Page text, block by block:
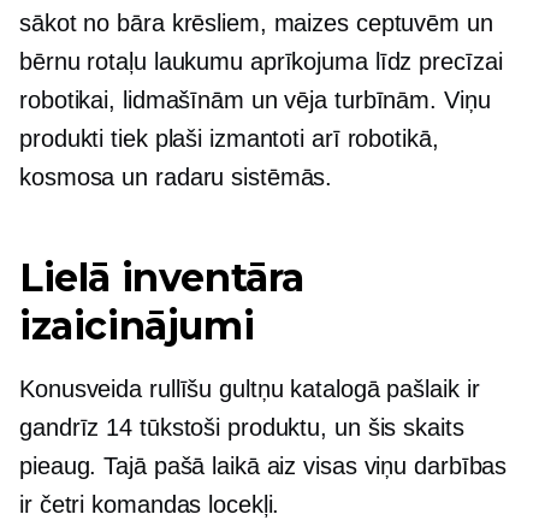
sākot no bāra krēsliem, maizes ceptuvēm un
bērnu rotaļu laukumu aprīkojuma līdz precīzai
robotikai, lidmašīnām un vēja turbīnām. Viņu
produkti tiek plaši izmantoti arī robotikā,
kosmosa un radaru sistēmās.
Lielā inventāra
izaicinājumi
Konusveida rullīšu gultņu katalogā pašlaik ir
gandrīz 14 tūkstoši produktu, un šis skaits
pieaug. Tajā pašā laikā aiz visas viņu darbības
ir četri komandas locekļi.